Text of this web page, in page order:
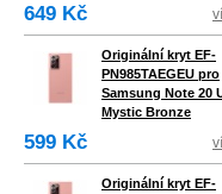
649 Kč
Originální kryt EF-
PN985TAEGEU pro
Samsung Note 20
Mystic Bronze
599 Kč
Originální kryt EF-